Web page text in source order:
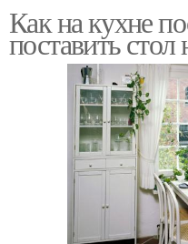
Как на кухне
поставить стол